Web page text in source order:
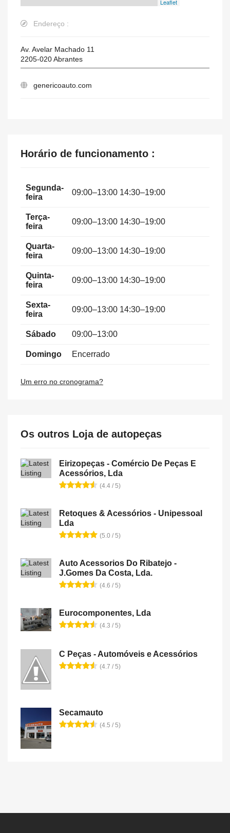
Leaflet
Endereço :
Av. Avelar Machado 11
2205-020Abrantes
genericoauto.com
Horário de funcionamento :
Segunda-
feira
09:00–13:00 14:30–19:00
Terça-
feira
09:00–13:00 14:30–19:00
Quarta-
feira
09:00–13:00 14:30–19:00
Quinta-
feira
09:00–13:00 14:30–19:00
Sexta-
feira
09:00–13:00 14:30–19:00
Sábado 09:00–13:00
Domingo Encerrado
Um erro no cronograma?
Os outros Loja de autopeças
Eirizopeças - Comércio De Peças E
Acessórios, Lda
(4.4 / 5)
Retoques & Acessórios - Unipessoal
Lda
(5.0 / 5)
Auto Acessorios Do Ribatejo -
J.Gomes Da Costa, Lda.
(4.6 / 5)
Eurocomponentes, Lda
(4.3 / 5)
C Peças - Automóveis e Acessórios
(4.7 / 5)
Secamauto
(4.5 / 5)